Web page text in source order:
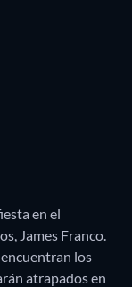
en el
James Franco.
los
atrapados en